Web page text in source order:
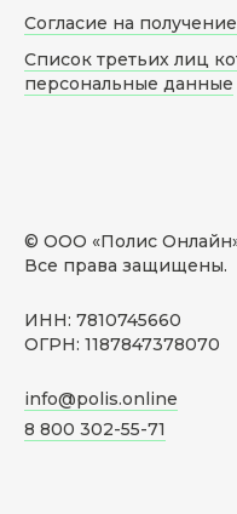
© ООО «Полис
Все права защищены.
ИНН: 7810745660
ОГРН: 1187847378070
info@polis.online
8 800 302-55-71
Согласие на
Список третьих лиц
персональные данные